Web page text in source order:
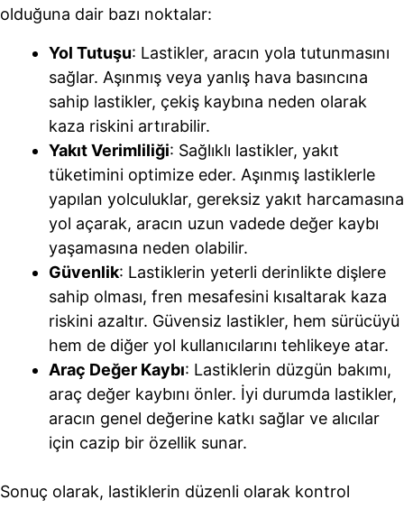
olduğuna dair bazı noktalar:
Yol Tutuşu: Lastikler, aracın yola tutunmasını
sağlar. Aşınmış veya yanlış hava basıncına
sahip lastikler, çekiş kaybına neden olarak
kaza riskini artırabilir.
Yakıt Verimliliği: Sağlıklı lastikler, yakıt
tüketimini optimize eder. Aşınmış lastiklerle
yapılan yolculuklar, gereksiz yakıt harcamasına
yol açarak, aracın uzun vadede değer kaybı
yaşamasına neden olabilir.
Güvenlik: Lastiklerin yeterli derinlikte dişlere
sahip olması, fren mesafesini kısaltarak kaza
riskini azaltır. Güvensiz lastikler, hem sürücüyü
hem de diğer yol kullanıcılarını tehlikeye atar.
Araç Değer Kaybı: Lastiklerin düzgün bakımı,
araç değer kaybını önler. İyi durumda lastikler,
aracın genel değerine katkı sağlar ve alıcılar
için cazip bir özellik sunar.
Sonuç olarak, lastiklerin düzenli olarak kontrol